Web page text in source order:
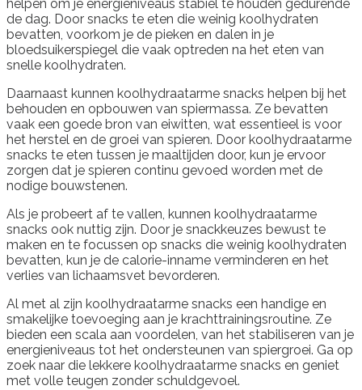
helpen om je energieniveaus stabiel te houden gedurende
de dag. Door snacks te eten die weinig koolhydraten
bevatten, voorkom je de pieken en dalen in je
bloedsuikerspiegel die vaak optreden na het eten van
snelle koolhydraten.
Daarnaast kunnen koolhydraatarme snacks helpen bij het
behouden en opbouwen van spiermassa. Ze bevatten
vaak een goede bron van eiwitten, wat essentieel is voor
het herstel en de groei van spieren. Door koolhydraatarme
snacks te eten tussen je maaltijden door, kun je ervoor
zorgen dat je spieren continu gevoed worden met de
nodige bouwstenen.
Als je probeert af te vallen, kunnen koolhydraatarme
snacks ook nuttig zijn. Door je snackkeuzes bewust te
maken en te focussen op snacks die weinig koolhydraten
bevatten, kun je de calorie-inname verminderen en het
verlies van lichaamsvet bevorderen.
Al met al zijn koolhydraatarme snacks een handige en
smakelijke toevoeging aan je krachttrainingsroutine. Ze
bieden een scala aan voordelen, van het stabiliseren van je
energieniveaus tot het ondersteunen van spiergroei. Ga op
zoek naar die lekkere koolhydraatarme snacks en geniet
met volle teugen zonder schuldgevoel.